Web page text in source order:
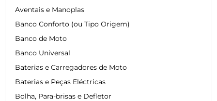
Aventais e Manoplas
Banco Conforto (ou Tipo Origem)
Banco de Moto
Banco Universal
Baterias e Carregadores de Moto
Baterias e Peças Eléctricas
Bolha, Para-brisas e Defletor